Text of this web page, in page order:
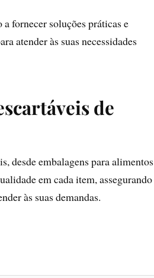
fornecer soluções práticas e
atender às suas necessidades
de
desde embalagens para alimentos
em cada item, assegurando
às suas demandas.